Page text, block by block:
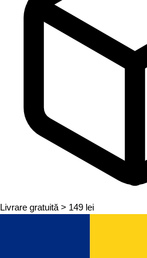
Livrare gratuită > 149 lei